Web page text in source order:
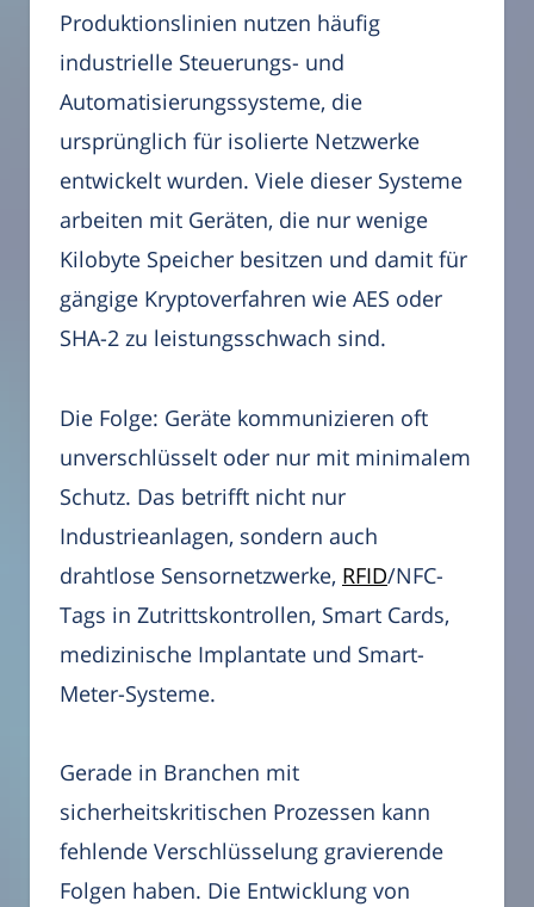
Produktionslinien nutzen häufig
industrielle Steuerungs- und
Automatisierungssysteme, die
ursprünglich für isolierte Netzwerke
entwickelt wurden. Viele dieser Systeme
arbeiten mit Geräten, die nur wenige
Kilobyte Speicher besitzen und damit für
gängige Kryptoverfahren wie AES oder
SHA-2 zu leistungsschwach sind.
Die Folge: Geräte kommunizieren oft
unverschlüsselt oder nur mit minimalem
Schutz. Das betrifft nicht nur
Industrieanlagen, sondern auch
drahtlose Sensornetzwerke, RFID/NFC-
Tags in Zutrittskontrollen, Smart Cards,
medizinische Implantate und Smart-
Meter-Systeme.
Gerade in Branchen mit
sicherheitskritischen Prozessen kann
fehlende Verschlüsselung gravierende
Folgen haben. Die Entwicklung von